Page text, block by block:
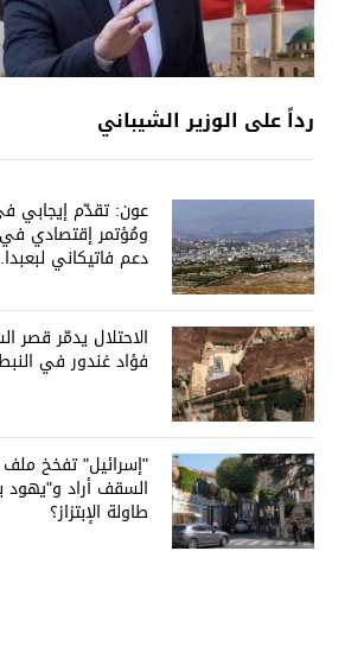
رداً على الوزير الشيباني
عون: تقدّم إيجابي
ومُؤتمر إقتصادي
دعم فاتيكاني
على الطاولة
الاحتلال يدمّر قصر
فؤاد غندور في
"إسرائيل" تفخخ
السقف أراد و"يهود
طاولة الإبتزاز؟